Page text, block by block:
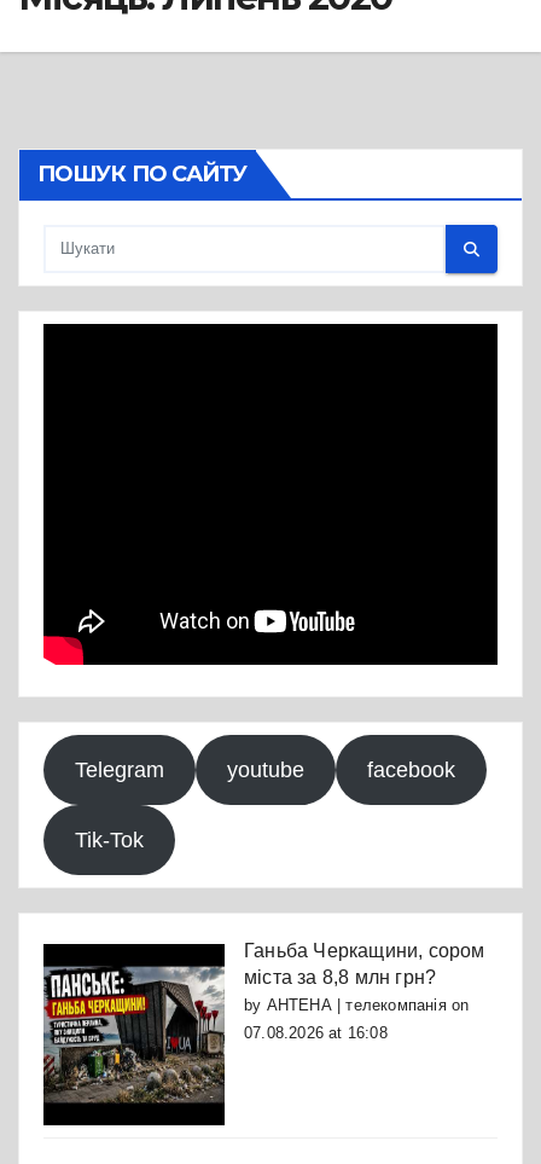
ПОШУК ПО САЙТУ
Telegram youtube facebook
Tik-Tok
Ганьба Черкащини, сором
міста за 8,8 млн грн?
by АНТЕНА | телекомпаніяon
07.08.2026 at 16:08